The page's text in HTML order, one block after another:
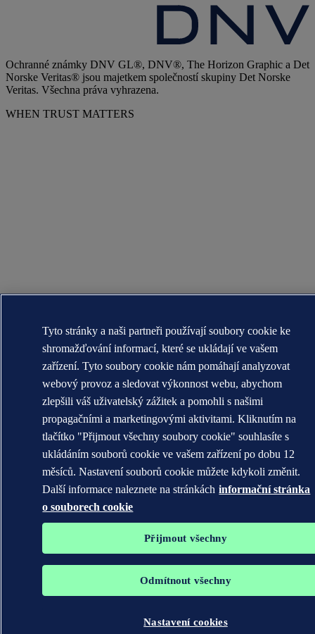
Ochranné známky DNV GL®, DNV®, The Horizon Graphic a Det
Norske Veritas® jsou majetkem společností skupiny Det Norske
Veritas. Všechna práva vyhrazena.
WHEN TRUST MATTERS
Tyto stránky a naši partneři používají soubory cookie ke
shromažďování informací, které se ukládají ve vašem
zařízení. Tyto soubory cookie nám pomáhají analyzovat
webový provoz a sledovat výkonnost webu, abychom
zlepšili váš uživatelský zážitek a pomohli s našimi
propagačními a marketingovými aktivitami. Kliknutím na
tlačítko "Přijmout všechny soubory cookie" souhlasíte s
ukládáním souborů cookie ve vašem zařízení po dobu 12
měsíců. Nastavení souborů cookie můžete kdykoli změnit.
Další informace naleznete na stránkách informační stránka
o souborech cookie
Přijmout všechny
Odmítnout všechny
Nastavení cookies